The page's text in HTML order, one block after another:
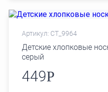
Артикул: СТ_9964
Детские хлопковые
серый
449Р